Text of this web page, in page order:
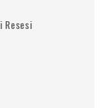
Resesi